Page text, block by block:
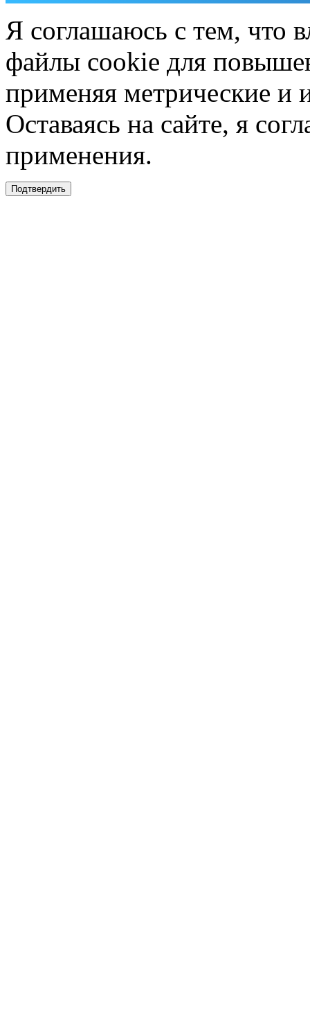
Я соглашаюсь с тем, что
файлы cookie для
применяя метрические и
Оставаясь на сайте, я
применения.
Подтвердить